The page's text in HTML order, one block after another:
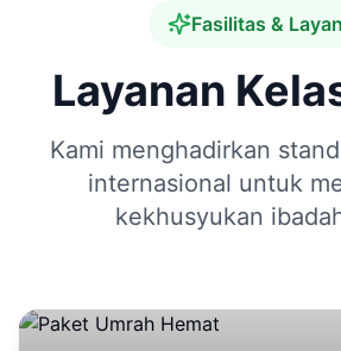
Fasilitas &
Layanan
Kami menghadirkan
internasional untuk
kekhusyukan